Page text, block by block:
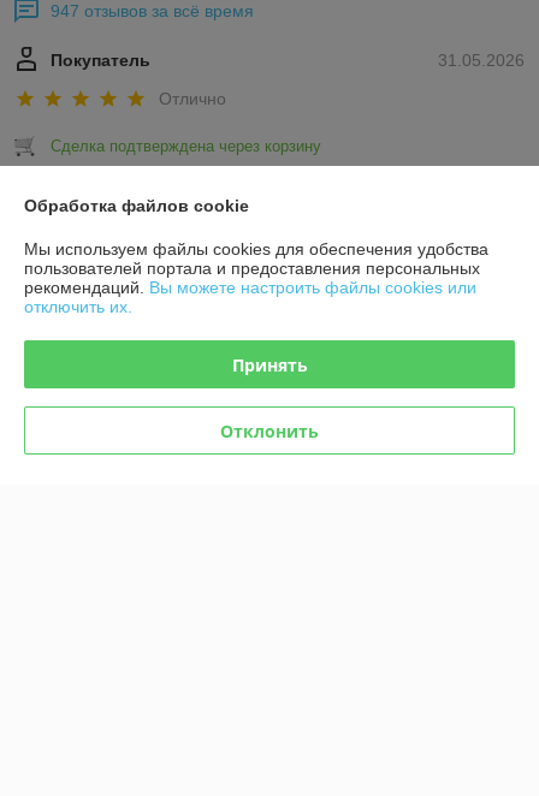
947 отзывов за всё время
31.05.2026
Покупатель
Отлично
Сделка подтверждена через корзину
Покупатель
Отлично
О нас
Обработка файлов cookie
Мы используем файлы cookies для обеспечения удобства
пользователей портала и предоставления персональных
рекомендаций. Вы можете настроить файлы cookies или
отключить их.
Принять
Отклонить